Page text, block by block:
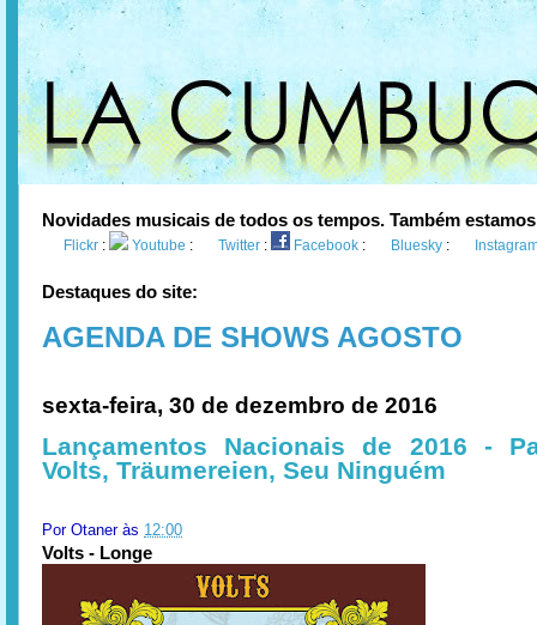
Novidades musicais de todos os tempos. Também
Flickr : Youtube : Twitter : Facebook : Bluesky :
Destaques do site:
AGENDA DE SHOWS AGOSTO
sexta-feira, 30 de dezembro de 2016
Lançamentos Nacionais de 2016 -
Volts, Träumereien, Seu Ninguém
Por Otaner às 12:00
Volts - Longe